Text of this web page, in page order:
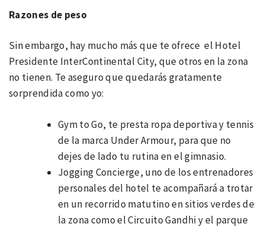
Razones de peso
Sin embargo, hay mucho más que te ofrece el Hotel
Presidente InterContinental City, que otros en la zona
no tienen. Te aseguro que quedarás gratamente
sorprendida como yo:
Gym to Go, te presta ropa deportiva y tennis
de la marca Under Armour, para que no
dejes de lado tu rutina en el gimnasio.
Jogging Concierge, uno de los entrenadores
personales del hotel te acompañará a trotar
en un recorrido matutino en sitios verdes de
la zona como el Circuito Gandhi y el parque